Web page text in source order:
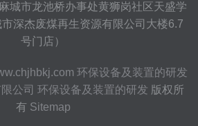
城市龙池桥办事处黄狮岗社区天盛学
深杰废煤再生资源有限公司大楼6.7
号门店）
环保设备及装置的研发
公司 环保设备及装置的研发 版权所
有 Sitemap